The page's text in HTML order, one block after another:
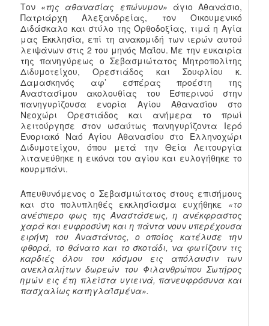
Τον «της αθανασίας επώνυμον» άγιο Αθανάσιο,
Πατριάρχη Αλεξανδρείας, τον Οικουμενικό
Διδάσκαλο και στύλο της Ορθοδοξίας, τιμά η Αγία
μας Εκκλησία, επί τη ανακομιδή των ιερών αυτού
λειψάνων στις 2 του μηνός Μαΐου. Με την ευκαιρία
της πανηγύρεως ο Σεβασμιώτατος Μητροπολίτης
Διδυμοτείχου, Ορεστιάδος και Σουφλίου κ.
Δαμασκηνός αφ’ εσπέρας προέστη της
Αναστασίμου ακολουθίας του Εσπερινού στην
πανηγυρίζουσα ενορία Αγίου Αθανασίου στο
Νεοχώρι Ορεστιάδος και ανήμερα το πρωί
λειτούργησε στον ωσαύτως πανηγυρίζοντα Ιερό
Ενοριακό Ναό Αγίου Αθανασίου στο Ελληνοχώρι
Διδυμοτείχου, όπου μετά την Θεία Λειτουργία
λιτανεύθηκε η εικόνα του αγίου και ευλογήθηκε το
κουρμπάνι.
Απευθυνόμενος ο Σεβασμιώτατος στους επισήμους
και στο πολυπληθές εκκλησίασμα ευχήθηκε «το
ανέσπερο φως της Αναστάσεως, η ανέκφραστος
χαρά και ευφροσύνη και η πάντα νουν υπερέχουσα
ειρήνη του Αναστάντος, ο οποίος κατέλυσε την
φθορά, το θάνατο και το σκοτάδι, να φωτίζουν τις
καρδιές όλου του κόσμου εις απόλαυσιν των
ανεκλαλήτων δωρεών του Φιλανθρώπου Σωτήρος
ημών εις έτη πλείστα υγιεινά, πανευφρόσυνα και
πασχαλίως κατηγλαϊσμένα».